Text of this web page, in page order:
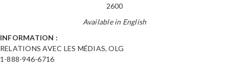
2600
Available in English
INFORMATION :
RELATIONS AVEC LES MÉDIAS, OLG
1-888-946-6716